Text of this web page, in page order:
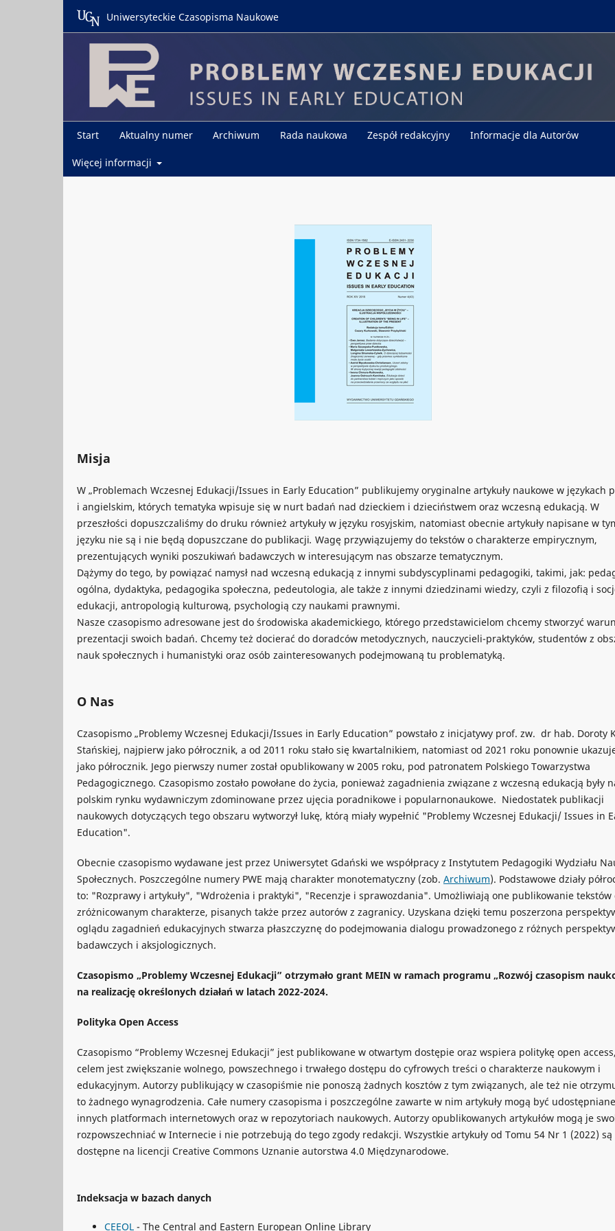
Start Aktualny numer Archiwum Rada naukowa Zespół redakcyjny Informacje dla Autorów
Więcej informacji
Uniwersyteckie Czasopisma Naukowe
Misja
W „Problemach Wczesnej Edukacji/Issues in Early Education” publikujemy oryginalne artykuły naukowe w językach
i angielskim, których tematyka wpisuje się w nurt badań nad dzieckiem i dzieciństwem oraz wczesną edukacją. W
przeszłości dopuszczaliśmy do druku również artykuły w języku rosyjskim, natomiast obecnie artykuły napisane w
języku nie są i nie będą dopuszczane do publikacji. Wagę przywiązujemy do tekstów o charakterze empirycznym,
prezentujących wyniki poszukiwań badawczych w interesującym nas obszarze tematycznym.
Dążymy do tego, by powiązać namysł nad wczesną edukacją z innymi subdyscyplinami pedagogiki, takimi, jak:
ogólna, dydaktyka, pedagogika społeczna, pedeutologia, ale także z innymi dziedzinami wiedzy, czyli z filozofią i
edukacji, antropologią kulturową, psychologią czy naukami prawnymi.
Nasze czasopismo adresowane jest do środowiska akademickiego, którego przedstawicielom chcemy stworzyć
prezentacji swoich badań. Chcemy też docierać do doradców metodycznych, nauczycieli-praktyków, studentów z
nauk społecznych i humanistyki oraz osób zainteresowanych podejmowaną tu problematyką.
O Nas
Czasopismo „Problemy Wczesnej Edukacji/Issues in Early Education” powstało z inicjatywy prof. zw. dr hab. Doroty
Stańskiej, najpierw jako półrocznik, a od 2011 roku stało się kwartalnikiem, natomiast od 2021 roku ponownie
jako półrocznik. Jego pierwszy numer został opublikowany w 2005 roku, pod patronatem Polskiego Towarzystwa
Pedagogicznego. Czasopismo zostało powołane do życia, ponieważ zagadnienia związane z wczesną edukacją były
polskim rynku wydawniczym zdominowane przez ujęcia poradnikowe i popularnonaukowe. Niedostatek publikacji
naukowych dotyczących tego obszaru wytworzył lukę, którą miały wypełnić "Problemy Wczesnej Edukacji/ Issues in
Education".
Obecnie czasopismo wydawane jest przez Uniwersytet Gdański we współpracy z Instytutem Pedagogiki Wydziału
Społecznych. Poszczególne numery PWE mają charakter monotematyczny (zob. Archiwum). Podstawowe działy
to: "Rozprawy i artykuły", "Wdrożenia i praktyki", "Recenzje i sprawozdania". Umożliwiają one publikowanie tekstów
zróżnicowanym charakterze, pisanych także przez autorów z zagranicy. Uzyskana dzięki temu poszerzona
oglądu zagadnień edukacyjnych stwarza płaszczyznę do podejmowania dialogu prowadzonego z różnych
badawczych i aksjologicznych.
Czasopismo „Problemy Wczesnej Edukacji” otrzymało grant MEIN w ramach programu „Rozwój czasopism
na realizację określonych działań w latach 2022-2024.
Polityka Open Access
Czasopismo “Problemy Wczesnej Edukacji” jest publikowane w otwartym dostępie oraz wspiera politykę open
celem jest zwiększanie wolnego, powszechnego i trwałego dostępu do cyfrowych treści o charakterze naukowym i
edukacyjnym. Autorzy publikujący w czasopiśmie nie ponoszą żadnych kosztów z tym związanych, ale też nie
to żadnego wynagrodzenia. Całe numery czasopisma i poszczególne zawarte w nim artykuły mogą być
innych platformach internetowych oraz w repozytoriach naukowych. Autorzy opublikowanych artykułów mogą je
rozpowszechniać w Internecie i nie potrzebują do tego zgody redakcji. Wszystkie artykuły od Tomu 54 Nr 1 (2022) są
dostępne na licencji Creative Commons Uznanie autorstwa 4.0 Międzynarodowe.
Indeksacja w bazach danych
CEEOL - The Central and Eastern European Online Library